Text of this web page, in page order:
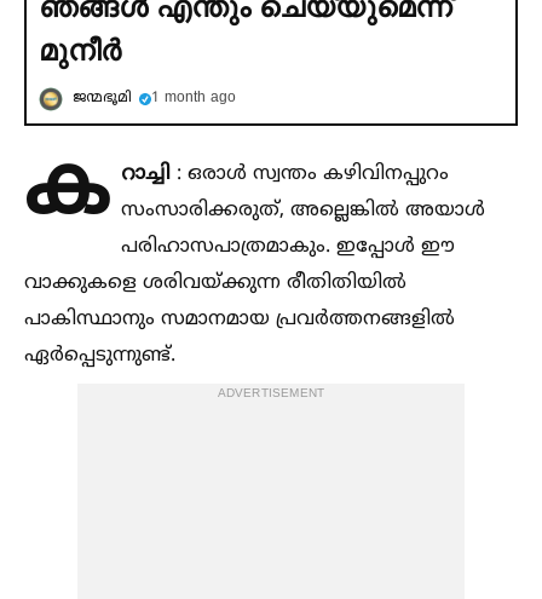
ഞങ്ങള്‍ എന്തും ചെയ്യുമെന്ന്
മുനീര്‍
ജന്മഭൂമി 1 month ago
ക റാച്ചി : ഒരാള്‍ സ്വന്തം കഴിവിനപ്പുറം
സംസാരിക്കരുത്, അല്ലെങ്കില്‍ അയാള്‍
പരിഹാസപാത്രമാകും. ഇപ്പോള്‍ ഈ
വാക്കുകളെ ശരിവയ്‌ക്കുന്ന രീതിതിയില്‍
പാകിസ്ഥാനും സമാനമായ പ്രവർത്തനങ്ങളില്‍
ഏർപ്പെടുന്നുണ്ട്.
ADVERTISEMENT